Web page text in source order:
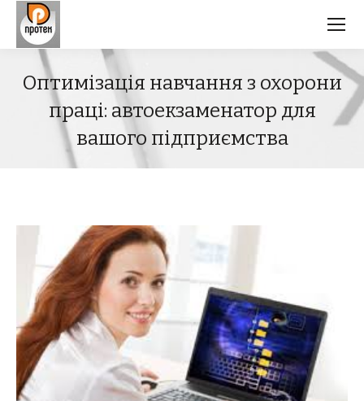
Оптимізація навчання з охорони
праці: автоекзаменатор для
вашого підприємства